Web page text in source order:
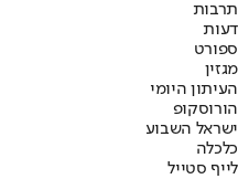
תרבות
דעות
ספורט
מגזין
העיתון היומי
הורוסקופ
ישראל השבוע
כלכלה
לייף סטייל